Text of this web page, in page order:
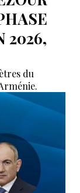
2026,
du